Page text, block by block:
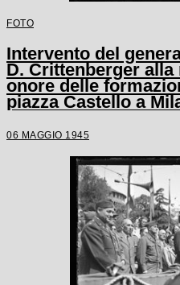
FOTO
Intervento del
D. Crittenberger
onore delle
piazza Castello a
06 MAGGIO 1945